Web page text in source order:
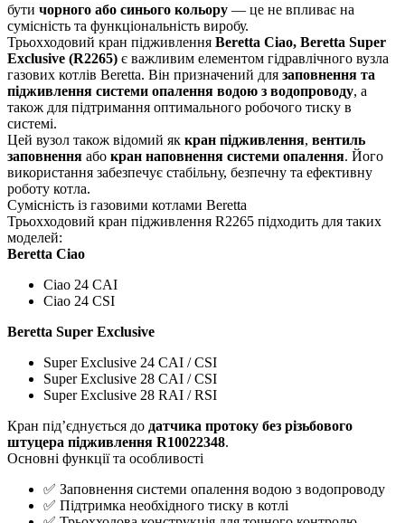
бути чорного або синього кольору — це не впливає на
сумісність та функціональність виробу.
Трьохходовий кран підживлення Beretta Ciao, Beretta Super
Exclusive (R2265) є важливим елементом гідравлічного вузла
газових котлів Beretta. Він призначений для заповнення та
підживлення системи опалення водою з водопроводу, а
також для підтримання оптимального робочого тиску в
системі.
Цей вузол також відомий як кран підживлення, вентиль
заповнення або кран наповнення системи опалення. Його
використання забезпечує стабільну, безпечну та ефективну
роботу котла.
Сумісність із газовими котлами Beretta
Трьохходовий кран підживлення R2265 підходить для таких
моделей:
Beretta Ciao
Ciao 24 CAI
Ciao 24 CSI
Beretta Super Exclusive
Super Exclusive 24 CAI / CSI
Super Exclusive 28 CAI / CSI
Super Exclusive 28 RAI / RSI
Кран під’єднується до датчика протоку без різьбового
штуцера підживлення R10022348.
Основні функції та особливості
✅ Заповнення системи опалення водою з водопроводу
✅ Підтримка необхідного тиску в котлі